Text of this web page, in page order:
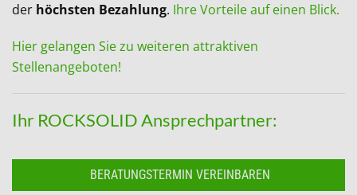
der höchsten Bezahlung. Ihre Vorteile auf einen Blick.
Hier gelangen Sie zu weiteren attraktiven
Stellenangeboten!
Ihr ROCKSOLID Ansprechpartner:
BERATUNGSTERMIN VEREINBAREN